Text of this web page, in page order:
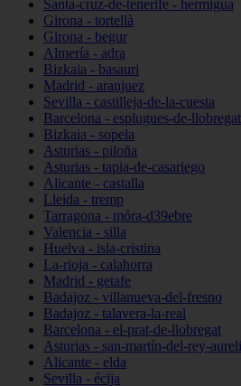
Santa-cruz-de-tenerife - hermigua
Girona - tortellà
Girona - begur
Almería - adra
Bizkaia - basauri
Madrid - aranjuez
Sevilla - castilleja-de-la-cuesta
Barcelona - esplugues-de-llobregat
Bizkaia - sopela
Asturias - piloña
Asturias - tapia-de-casariego
Alicante - castalla
Lleida - tremp
Tarragona - móra-d39ebre
Valencia - silla
Huelva - isla-cristina
La-rioja - calahorra
Madrid - getafe
Badajoz - villanueva-del-fresno
Badajoz - talavera-la-real
Barcelona - el-prat-de-llobregat
Asturias - san-martín-del-rey-
Alicante - elda
Sevilla - écija